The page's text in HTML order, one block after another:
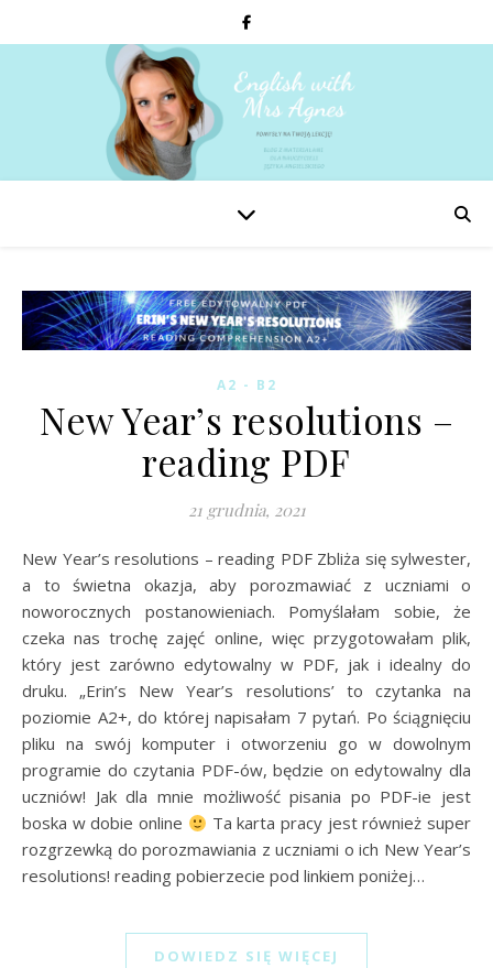
A2 - B2
New Year’s resolutions –
reading PDF
21 grudnia, 2021
New Year’s resolutions – reading PDF Zbliża się sylwester,
a to świetna okazja, aby porozmawiać z uczniami o
noworocznych postanowieniach. Pomyślałam sobie, że
czeka nas trochę zajęć online, więc przygotowałam plik,
który jest zarówno edytowalny w PDF, jak i idealny do
druku. „Erin’s New Year’s resolutions’ to czytanka na
poziomie A2+, do której napisałam 7 pytań. Po ściągnięciu
pliku na swój komputer i otworzeniu go w dowolnym
programie do czytania PDF-ów, będzie on edytowalny dla
uczniów! Jak dla mnie możliwość pisania po PDF-ie jest
boska w dobie online
Ta karta pracy jest również super
rozgrzewką do porozmawiania z uczniami o ich New Year’s
resolutions! reading pobierzecie pod linkiem poniżej…
DOWIEDZ SIĘ WIĘCEJ